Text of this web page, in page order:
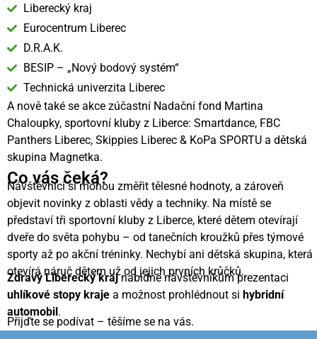
Liberecký kraj
Eurocentrum Liberec
D.R.A.K.
BESIP – „Nový bodový systém“
Technická univerzita Liberec
A nově také se akce zúčastní Nadační fond Martina
Chaloupky, sportovní kluby z Liberce: Smartdance, FBC
Panthers Liberec, Skippies Liberec & KoPa SPORTU a dětská
skupina Magnetka.
Co vás čeká?
Návštěvníci si mohou změřit tělesné hodnoty, a zároveň
objevit novinky z oblasti vědy a techniky. Na místě se
představí tři sportovní kluby z Liberce, které dětem otevírají
dveře do světa pohybu – od tanečních kroužků přes týmové
sporty až po akční tréninky. Nechybí ani dětská skupina, která
otevírá náruč dětem už od jejich prvních krůčků.
Zdravý Liberecký krajnabídne návštěvníkům prezentaci
uhlíkové stopy kraje a možnost prohlédnout si hybridní
automobil.
Přijďte se podívat – těšíme se na vás.